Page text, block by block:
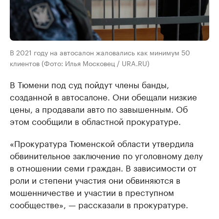
В 2021 году на автосалон жаловались как минимум 50
клиентов (Фото: Илья Московец / URA.RU)
В Тюмени под суд пойдут члены банды,
созданной в автосалоне. Они обещали низкие
цены, а продавали авто по завышенным. Об
этом сообщили в областной прокуратуре.
«Прокуратура Тюменской области утвердила
обвинительное заключение по уголовному делу
в отношении семи граждан. В зависимости от
роли и степени участия они обвиняются в
мошенничестве и участии в преступном
сообществе», — рассказали в прокуратуре.